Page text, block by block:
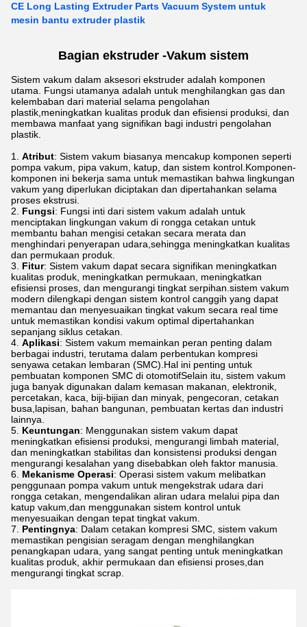
CE Long Lasting Extruder Parts Vacuum System untuk
mesin bantu extruder plastik
Bagian ekstruder -Vakum sistem
Sistem vakum dalam aksesori ekstruder adalah komponen
utama. Fungsi utamanya adalah untuk menghilangkan gas dan
kelembaban dari material selama pengolahan
plastik,meningkatkan kualitas produk dan efisiensi produksi, dan
membawa manfaat yang signifikan bagi industri pengolahan
plastik.
Atribut: Sistem vakum biasanya mencakup komponen seperti
pompa vakum, pipa vakum, katup, dan sistem kontrol.Komponen-
komponen ini bekerja sama untuk memastikan bahwa lingkungan
vakum yang diperlukan diciptakan dan dipertahankan selama
proses ekstrusi.
Fungsi: Fungsi inti dari sistem vakum adalah untuk
menciptakan lingkungan vakum di rongga cetakan untuk
membantu bahan mengisi cetakan secara merata dan
menghindari penyerapan udara,sehingga meningkatkan kualitas
dan permukaan produk.
Fitur: Sistem vakum dapat secara signifikan meningkatkan
kualitas produk, meningkatkan permukaan, meningkatkan
efisiensi proses, dan mengurangi tingkat serpihan.sistem vakum
modern dilengkapi dengan sistem kontrol canggih yang dapat
memantau dan menyesuaikan tingkat vakum secara real time
untuk memastikan kondisi vakum optimal dipertahankan
sepanjang siklus cetakan.
Aplikasi: Sistem vakum memainkan peran penting dalam
berbagai industri, terutama dalam perbentukan kompresi
senyawa cetakan lembaran (SMC).Hal ini penting untuk
pembuatan komponen SMC di otomotifSelain itu, sistem vakum
juga banyak digunakan dalam kemasan makanan, elektronik,
percetakan, kaca, biji-bijian dan minyak, pengecoran, cetakan
busa,lapisan, bahan bangunan, pembuatan kertas dan industri
lainnya.
Keuntungan: Menggunakan sistem vakum dapat
meningkatkan efisiensi produksi, mengurangi limbah material,
dan meningkatkan stabilitas dan konsistensi produksi dengan
mengurangi kesalahan yang disebabkan oleh faktor manusia.
Mekanisme Operasi: Operasi sistem vakum melibatkan
penggunaan pompa vakum untuk mengekstrak udara dari
rongga cetakan, mengendalikan aliran udara melalui pipa dan
katup vakum,dan menggunakan sistem kontrol untuk
menyesuaikan dengan tepat tingkat vakum.
Pentingnya: Dalam cetakan kompresi SMC, sistem vakum
memastikan pengisian seragam dengan menghilangkan
penangkapan udara, yang sangat penting untuk meningkatkan
kualitas produk, akhir permukaan dan efisiensi proses,dan
mengurangi tingkat scrap.